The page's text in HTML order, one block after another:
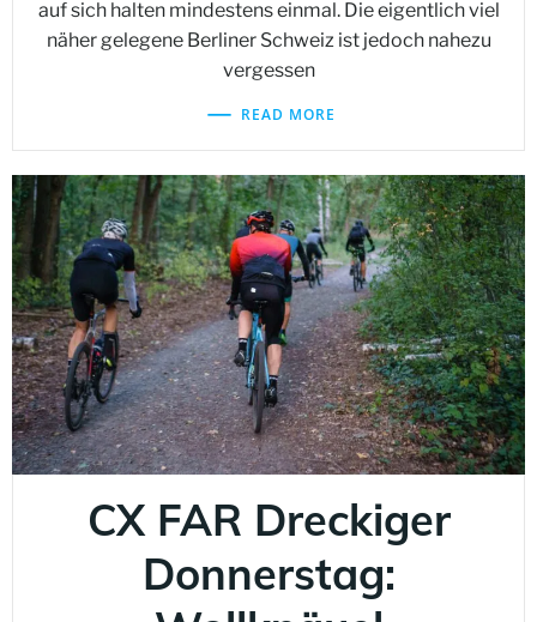
auf sich halten mindestens einmal. Die eigentlich viel
näher gelegene Berliner Schweiz ist jedoch nahezu
vergessen
READ MORE
CX FAR Dreckiger
Donnerstag: